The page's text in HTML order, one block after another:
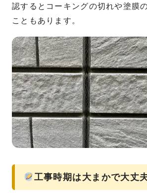
認するとコーキングの切れや塗膜
こともあります。
工事時期は大まかで大丈